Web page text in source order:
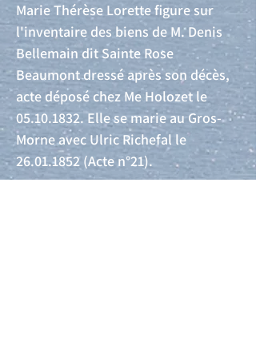
Marie Thérèse Lorette figure sur
l'inventaire des biens de M. Denis
Bellemain dit Sainte Rose
Beaumont dressé après son décès,
acte déposé chez Me Holozet le
05.10.1832. Elle se marie au Gros-
Morne avec Ulric Richefal le
26.01.1852 (Acte n°21).